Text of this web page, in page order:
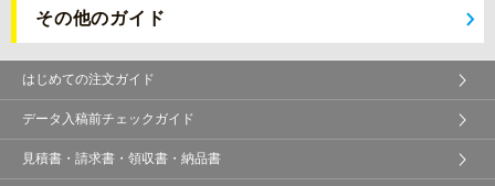
その他のガイド
はじめての注文ガイド
データ入稿前チェックガイド
見積書・請求書・領収書・納品書